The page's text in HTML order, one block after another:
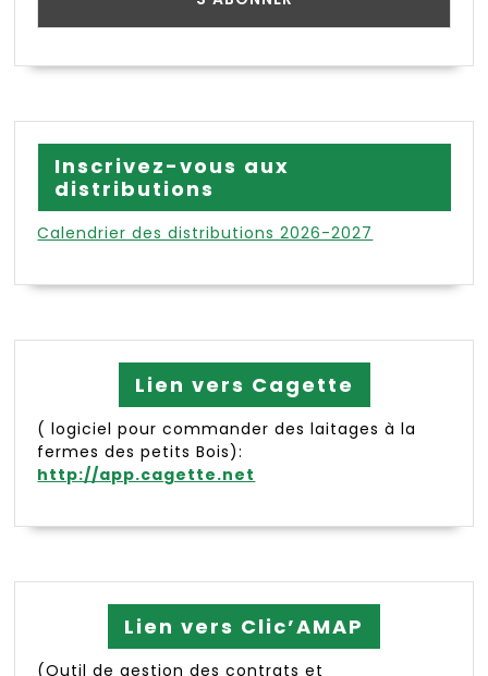
Inscrivez-vous aux
distributions
Calendrier des distributions 2026-2027
Lien vers Cagette
( logiciel pour commander des laitages à la
fermes des petits Bois):
http://app.cagette.net
Lien vers Clic’AMAP
(Outil de gestion des contrats et